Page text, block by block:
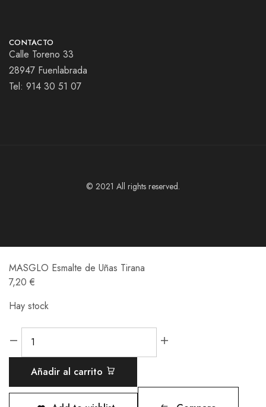
CONTACTO
Calle Toreno 33
28947 Fuenlabrada
Tel: 914 30 51 07
© 2021 All rights reserved.
MASGLO Esmalte de Uñas Tirana
7,20 €
Hay stock
Añadir al carrito